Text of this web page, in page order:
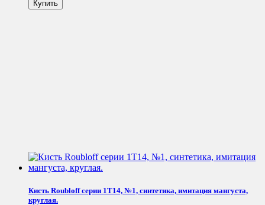
Кисть Roubloff серии 1Т14, №1, синтетика, имитация мангуста,
круглая.